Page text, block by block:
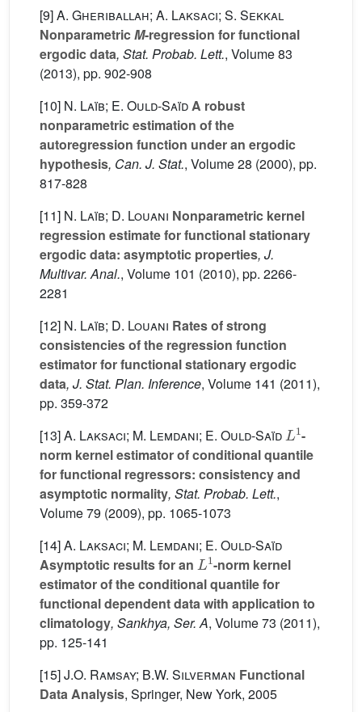
[9]A. Gheriballah; A. Laksaci; S. Sekkal
NonparametricM-regression for functional
ergodic data, Stat. Probab. Lett., Volume 83
(2013), pp. 902-908
[10] N. Laïb; E. Ould-SaïdA robust
nonparametric estimation of the
autoregression function under an ergodic
hypothesis, Can. J. Stat., Volume 28 (2000), pp.
817-828
[11] N. Laïb; D. Louani Nonparametric kernel
regression estimate for functional stationary
ergodic data: asymptotic properties, J.
Multivar. Anal., Volume 101 (2010), pp. 2266-
2281
[12] N. Laïb; D. Louani Rates of strong
consistencies of the regression function
estimator for functional stationary ergodic
data, J. Stat. Plan. Inference, Volume 141 (2011),
pp. 359-372
[13]A. Laksaci; M. Lemdani; E. Ould-Saïd
1
-
norm kernel estimator of conditional quantile
for functional regressors: consistency and
asymptotic normality, Stat. Probab. Lett.,
Volume 79 (2009), pp. 1065-1073
[14]A. Laksaci; M. Lemdani; E. Ould-Saïd
Asymptotic results for an
L1
-norm kernel
estimator of the conditional quantile for
functional dependent data with application to
climatology, Sankhya, Ser. A, Volume 73 (2011),
pp. 125-141
[15]J.O. Ramsay; B.W. Silverman Functional
Data Analysis, Springer, New York, 2005